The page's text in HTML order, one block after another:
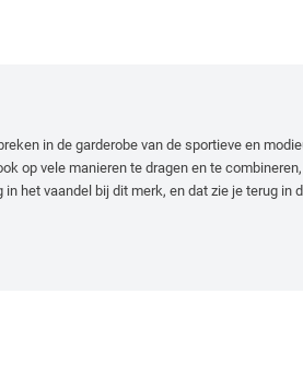
in de garderobe van de sportieve en
op vele manieren te dragen en te
het vaandel bij dit merk, en dat zie je terug